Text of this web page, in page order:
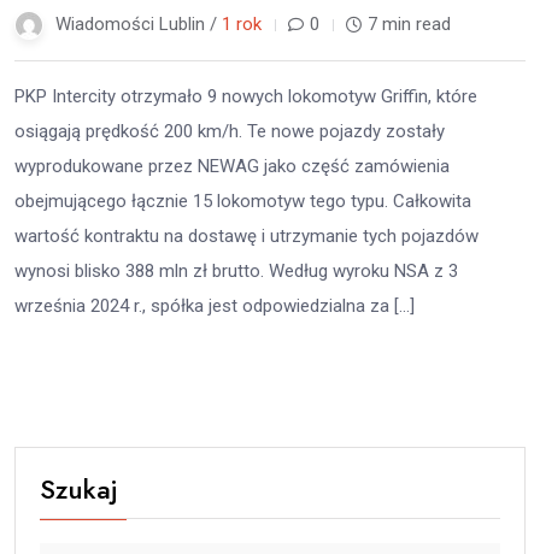
Wiadomości Lublin / 1 rok 0 7 min read
PKP Intercity otrzymało 9 nowych lokomotyw Griffin, które
osiągają prędkość 200 km/h. Te nowe pojazdy zostały
wyprodukowane przez NEWAG jako część zamówienia
obejmującego łącznie 15 lokomotyw tego typu. Całkowita
wartość kontraktu na dostawę i utrzymanie tych pojazdów
wynosi blisko 388 mln zł brutto. Według wyroku NSA z 3
września 2024 r., spółka jest odpowiedzialna za […]
Szukaj